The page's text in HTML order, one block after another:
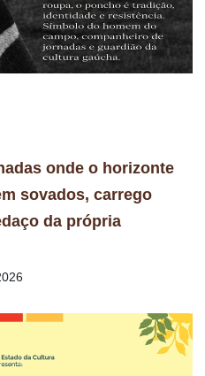
onde o horizonte
sovados, carrego
da própria